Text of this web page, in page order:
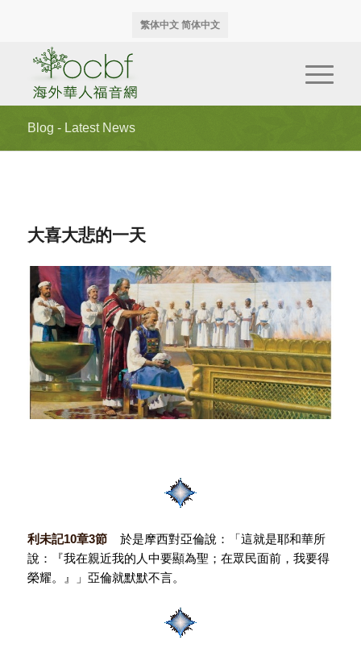
繁体中文 简体中文
Blog - Latest News
大喜大悲的一天
利未記10章3節
於是摩西對亞倫說：「這就是耶和華所
說：『我在親近我的人中要顯為聖；在眾民面前，我要得
榮耀。』」亞倫就默默不言。